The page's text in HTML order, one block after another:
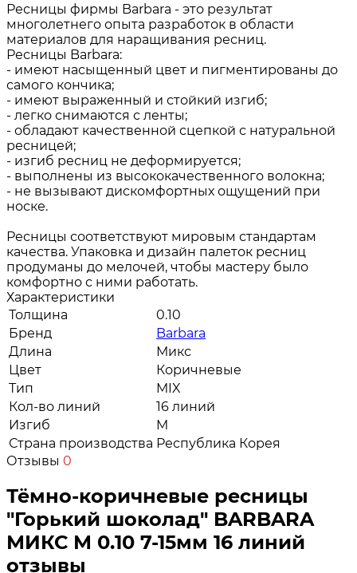
Ресницы фирмы Barbara - это результат
многолетнего опыта разработок в области
материалов для наращивания ресниц.
Ресницы Barbara:
- имеют насыщенный цвет и пигментированы до
самого кончика;
- имеют выраженный и стойкий изгиб;
- легко снимаются с ленты;
- обладают качественной сцепкой с натуральной
ресницей;
- изгиб ресниц не деформируется;
- выполнены из высококачественного волокна;
- не вызывают дискомфортных ощущений при
носке.
Ресницы соответствуют мировым стандартам
качества. Упаковка и дизайн палеток ресниц
продуманы до мелочей, чтобы мастеру было
комфортно с ними работать.
Характеристики
Толщина
0.10
Бренд
Barbara
Длина
Микс
Цвет
Коричневые
Тип
MIX
Кол-во линий
16 линий
Изгиб
M
Страна производства Республика Корея
Отзывы 0
Тёмно-коричневые ресницы
"Горький шоколад" BARBARA
МИКС М 0.10 7-15мм 16 линий
отзывы